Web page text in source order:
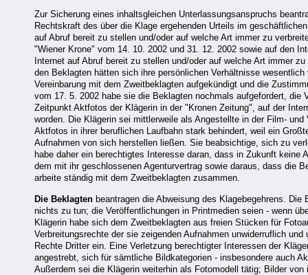
Zur Sicherung eines inhaltsgleichen Unterlassungsanspruchs
Rechtskraft des über die Klage ergehenden Urteils im
auf Abruf bereit zu stellen und/oder auf welche Art immer zu
"Wiener Krone" vom 14. 10. 2002 und 31. 12. 2002 sowie auf den
Internet auf Abruf bereit zu stellen und/oder auf welche Art immer
den Beklagten hätten sich ihre persönlichen Verhältnisse
Vereinbarung mit dem Zweitbeklagten aufgekündigt und die
vom 17. 5. 2002 habe sie die Beklagten nochmals aufgefordert,
Zeitpunkt Aktfotos der Klägerin in der "Kronen Zeitung", auf der
worden. Die Klägerin sei mittlerweile als Angestellte in der Film-
Aktfotos in ihrer beruflichen Laufbahn stark behindert, weil ein
Aufnahmen von sich herstellen ließen. Sie beabsichtige, sich zu
habe daher ein berechtigtes Interesse daran, dass in Zukunft
dem mit ihr geschlossenen Agenturvertrag sowie daraus, dass die
arbeite ständig mit dem Zweitbeklagten zusammen.
Die Beklagten beantragen die Abweisung des Klagebegehrens.
nichts zu tun; die Veröffentlichungen in Printmedien seien - wenn
Klägerin habe sich dem Zweitbeklagten aus freien Stücken für
Verbreitungsrechte der sie zeigenden Aufnahmen unwiderruflich
Rechte Dritter ein. Eine Verletzung berechtigter Interessen der
angestrebt, sich für sämtliche Bildkategorien - insbesondere auch
Außerdem sei die Klägerin weiterhin als Fotomodell tätig; Bilder